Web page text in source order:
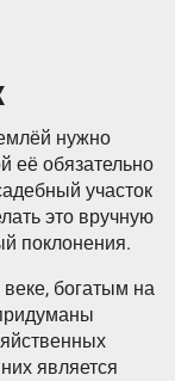
нужно
её обязательно
участок
это вручную
поклонения.
богатым на
является